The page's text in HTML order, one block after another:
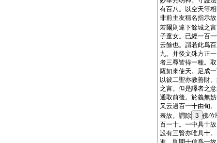
有百八。以空天等
非前主友稱名指示
若爾則違下餘城之
子童女。已經一百
云餘也。謂若此爲
九。并後文殊方正
者三釋皆得一種。
薩如來使天。足成
以彼二聖亦教善財
之言。但是譯者之
通取前後。於義無
又云過百一十由旬
表故。謂除 3 佛位
百一十。一中具十
設有三賢亦唯具十